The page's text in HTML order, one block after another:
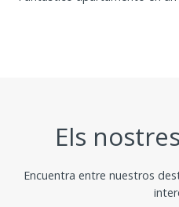
Els
Encuentra entre nuestros